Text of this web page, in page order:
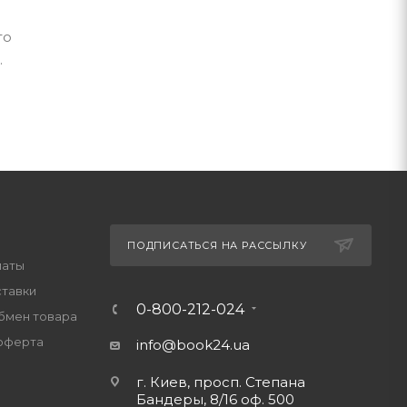
товара
ПОДПИСАТЬСЯ НА РАССЫЛКУ
0-800-212-024
info@book24.ua
г. Киев, просп. Степана
Бандеры, 8/16 оф. 500